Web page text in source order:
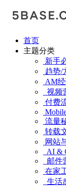
首页
主题分类
新手
趋势/
AM
视频
付费
流量
转载
网站
AI &
邮件
在家
生活